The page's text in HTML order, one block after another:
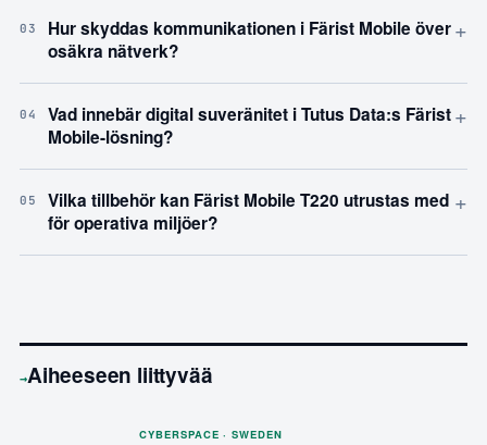
03
Hur skyddas kommunikationen i Färist Mobile över
osäkra nätverk?
+
04
Vad innebär digital suveränitet i Tutus Data:s Färist
Mobile-lösning?
+
05
Vilka tillbehör kan Färist Mobile T220 utrustas med
för operativa miljöer?
+
→Aiheeseen liittyvää
CYBERSPACE · SWEDEN